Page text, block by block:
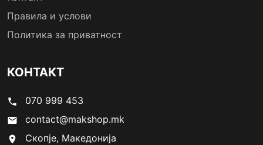
Правила и услови
Политика за приватност
КОНТАКТ
phone 070 999 453
email contact@makshop.mk
location_on Скопје, Македонија